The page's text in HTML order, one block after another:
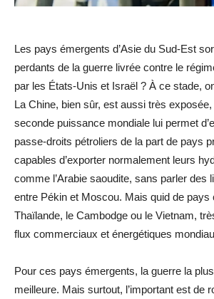
Les pays émergents d’Asie du Sud-Est
perdants de la guerre livrée contre le
par les États-Unis et Israël ? À ce stade,
La Chine, bien sûr, est aussi très
seconde puissance mondiale lui permet
passe-droits pétroliers de la part de pays
capables d’exporter normalement leurs
comme l’Arabie saoudite, sans parler des
entre Pékin et Moscou. Mais quid de pays
Thaïlande, le Cambodge ou le Vietnam,
flux commerciaux et énergétiques
Pour ces pays émergents, la guerre la
meilleure. Mais surtout, l’important est de